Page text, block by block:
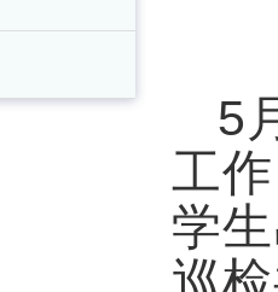
5
工
学